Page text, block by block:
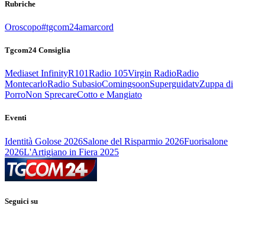
Rubriche
Oroscopo#tgcom24amarcord
Tgcom24 Consiglia
Mediaset InfinityR101Radio 105Virgin RadioRadio
MontecarloRadio SubasioComingsoonSuperguidatvZuppa di
PorroNon SprecareCotto e Mangiato
Eventi
Identità Golose 2026Salone del Risparmio 2026Fuorisalone
2026L'Artigiano in Fiera 2025
Seguici su